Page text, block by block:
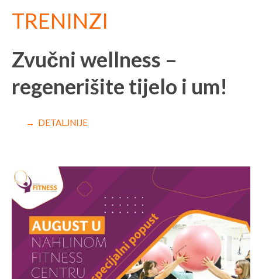
TRENINZI
Zvučni wellness –
regenerišite tijelo i um!
→ DETALJNIJE